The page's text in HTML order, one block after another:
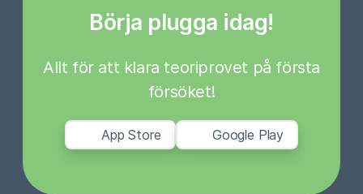
Börja plugga idag!
Allt för att klara teoriprovet på första
försöket!
App Store Google Play